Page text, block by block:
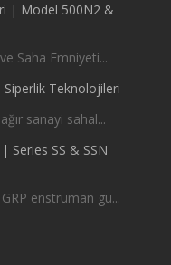
| Model 500N2 &
Saha Emniyeti...
Siperlik Teknolojileri
sanayi sahal...
Series SS & SSN
enstrüman gü...